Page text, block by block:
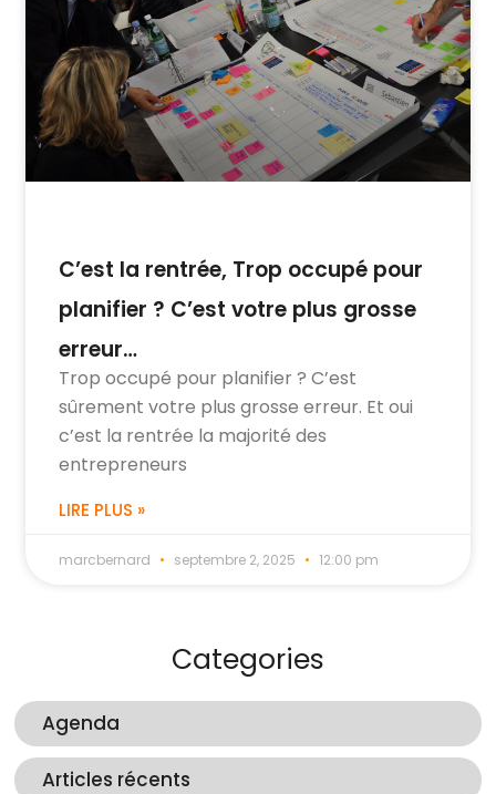
C’est la rentrée, Trop occupé pour
planifier ? C’est votre plus grosse
erreur…
Trop occupé pour planifier ? C’est
sûrement votre plus grosse erreur. Et oui
c’est la rentrée la majorité des
entrepreneurs
LIRE PLUS »
marcbernard septembre 2, 2025 12:00 pm
Categories
Agenda
Articles récents